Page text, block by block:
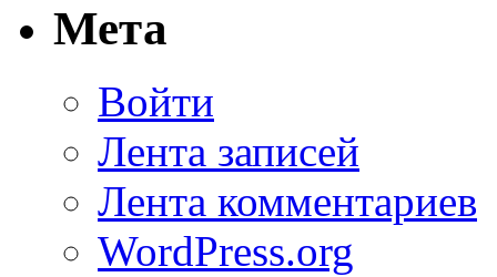
Мета
Войти
Лента записей
Лента комментариев
WordPress.org